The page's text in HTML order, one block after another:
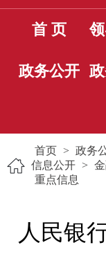
首 页
政务公开
首页 > 政务
信息公开 >
重点信息
人民银